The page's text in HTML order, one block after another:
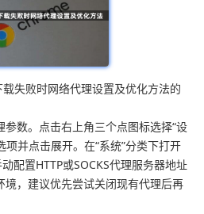
失败时网络代理设置及优化方法的
数。点击右上角三个点图标选择“设
项并点击展开。在“系统”分类下打开
配置HTTP或SOCKS代理服务器地址
境，建议优先尝试关闭现有代理后再